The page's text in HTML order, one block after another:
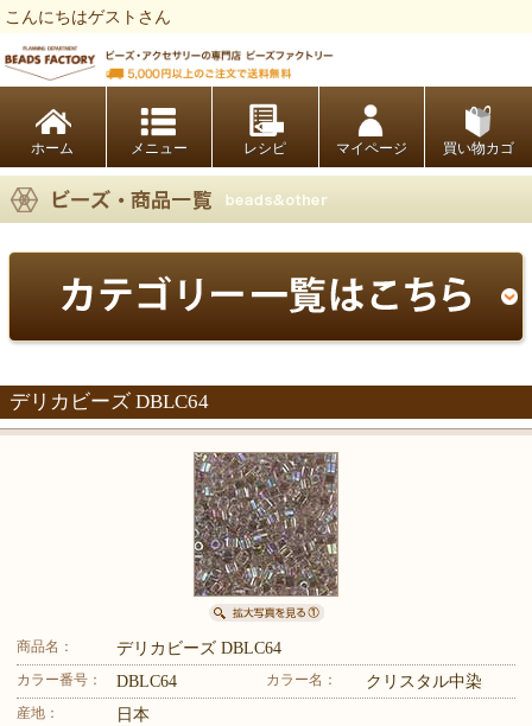
こんにちはゲストさん
ホーム レシピ マイページ 買い物カゴ
デリカビーズ DBLC64
商品名： デリカビーズ DBLC64
カラー番号： DBLC64 カラー名： クリスタル中染
産地： 日本